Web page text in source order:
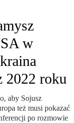
w
2022 roku
aby Sojusz
też musi pokazać
po rozmowie